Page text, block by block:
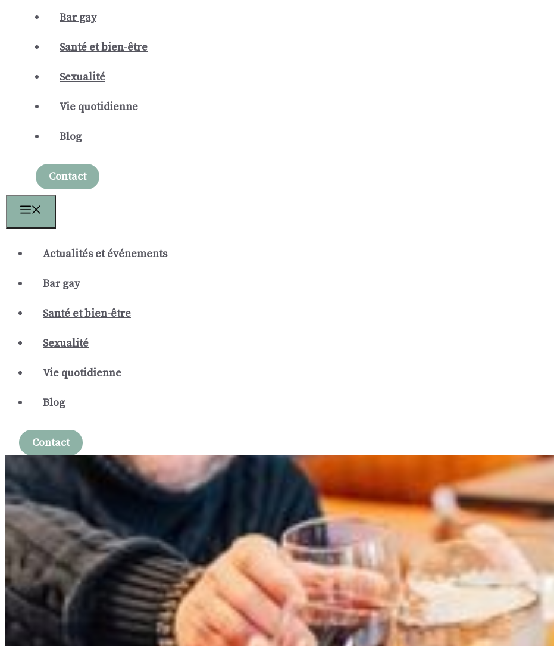
Bar gay
Santé et bien-être
Sexualité
Vie quotidienne
Blog
Contact
Actualités et événements
Bar gay
Santé et bien-être
Sexualité
Vie quotidienne
Blog
Contact